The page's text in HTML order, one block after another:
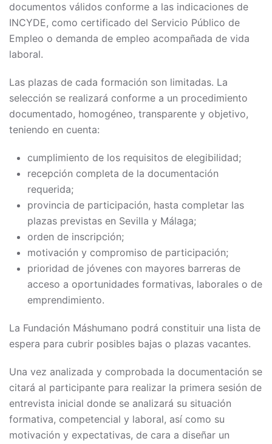
documentos válidos conforme a las indicaciones de
INCYDE, como certificado del Servicio Público de
Empleo o demanda de empleo acompañada de vida
laboral.
Las plazas de cada formación son limitadas. La
selección se realizará conforme a un procedimiento
documentado, homogéneo, transparente y objetivo,
teniendo en cuenta:
cumplimiento de los requisitos de elegibilidad;
recepción completa de la documentación
requerida;
provincia de participación, hasta completar las
plazas previstas en Sevilla y Málaga;
orden de inscripción;
motivación y compromiso de participación;
prioridad de jóvenes con mayores barreras de
acceso a oportunidades formativas, laborales o de
emprendimiento.
La Fundación Máshumano podrá constituir una lista de
espera para cubrir posibles bajas o plazas vacantes.
Una vez analizada y comprobada la documentación se
citará al participante para realizar la primera sesión de
entrevista inicial donde se analizará su situación
formativa, competencial y laboral, así como su
motivación y expectativas, de cara a diseñar un